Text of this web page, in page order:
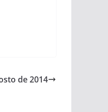
de 2014